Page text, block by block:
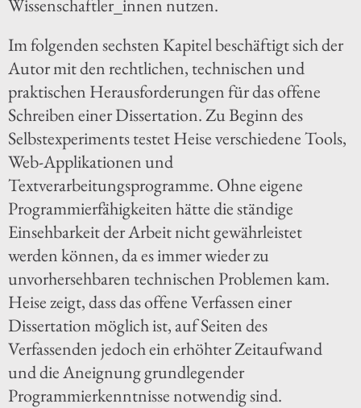
Wissenschaftler_innen nutzen.
Im folgenden sechsten Kapitel beschäftigt sich der
Autor mit den rechtlichen, technischen und
praktischen Herausforderungen für das offene
Schreiben einer Dissertation. Zu Beginn des
Selbstexperiments testet Heise verschiedene Tools,
Web-Applikationen und
Textverarbeitungsprogramme. Ohne eigene
Programmierfähigkeiten hätte die ständige
Einsehbarkeit der Arbeit nicht gewährleistet
werden können, da es immer wieder zu
unvorhersehbaren technischen Problemen kam.
Heise zeigt, dass das offene Verfassen einer
Dissertation möglich ist, auf Seiten des
Verfassenden jedoch ein erhöhter Zeitaufwand
und die Aneignung grundlegender
Programmierkenntnisse notwendig sind.